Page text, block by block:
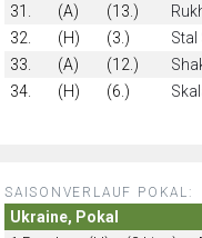
31.
(A) (13.)
32.
(H) (3.)
33.
(A) (12.)
34.
(H) (6.)
SAISONVERLAUF POKAL:
Ukraine, Pokal